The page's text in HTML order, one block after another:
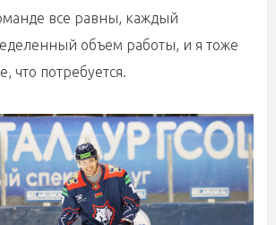
все равны, каждый
объем работы, и я тоже
что потребуется.